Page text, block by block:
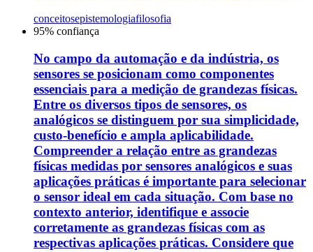
conceitosepistemologiafilosofia
95% confiança
No campo da automação e da indústria, os
sensores se posicionam como componentes
essenciais para a medição de grandezas físicas.
Entre os diversos tipos de sensores, os
analógicos se distinguem por sua simplicidade,
custo-benefício e ampla aplicabilidade.
Compreender a relação entre as grandezas
físicas medidas por sensores analógicos e suas
aplicações práticas é importante para selecionar
o sensor ideal em cada situação. Com base no
contexto anterior, identifique e associe
corretamente as grandezas físicas com as
respectivas aplicações práticas. Considere que